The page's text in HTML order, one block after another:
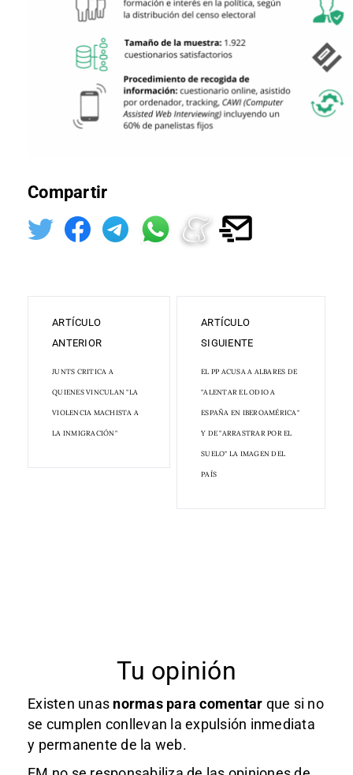
Compartir
ARTÍCULO
ANTERIOR
JUNTS CRITICA A
QUIENES VINCULAN "LA
VIOLENCIA MACHISTA A
LA INMIGRACIÓN"
ARTÍCULO
SIGUIENTE
EL PP ACUSA A ALBARES DE
"ALENTAR EL ODIO A
ESPAÑA EN IBEROAMÉRICA"
Y DE "ARRASTRAR POR EL
SUELO" LA IMAGEN DEL
PAÍS
Tu opinión
Existen unas normas para comentar que si no
se cumplen conllevan la expulsión inmediata
y permanente de la web.